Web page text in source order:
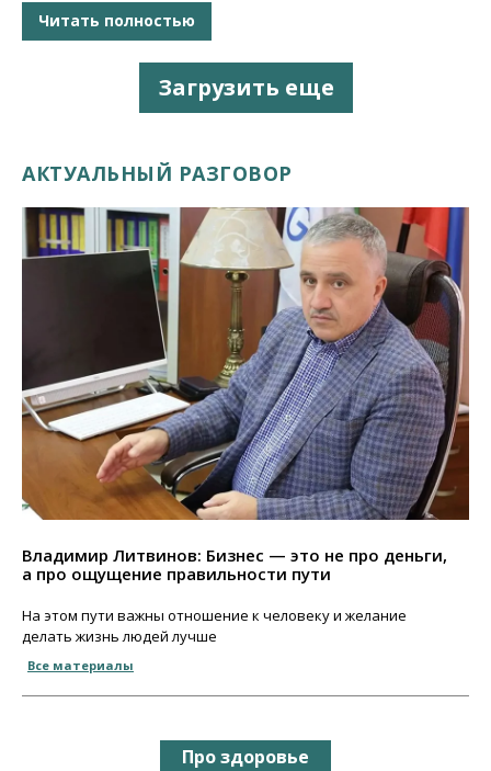
Читать полностью
Загрузить еще
АКТУАЛЬНЫЙ РАЗГОВОР
Владимир Литвинов: Бизнес — это не про деньги,
а про ощущение правильности пути
На этом пути важны отношение к человеку и желание
делать жизнь людей лучше
Все материалы
Про здоровье